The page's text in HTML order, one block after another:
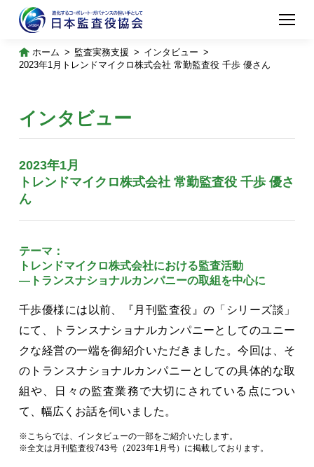
ホーム 監査実務支援
インタビュー
2023年1月 トレンドマイクロ株式会社 常勤監査役 千歩 優さん
インタビュー
2023年1月
トレンドマイクロ株式会社 常勤監査役 千歩 優さ
ん
テーマ：
トレンドマイクロ株式会社における監査活動
―トランスナショナルカンパニーの取組を中心に
千歩優様には以前、『月刊監査役』の「シリーズ談」
にて、トランスナショナルカンパニーとしてのユニー
クな経営の一端を御紹介いただきました。今回は、そ
のトランスナショナルカンパニーとしての具体的な取
組や、日々の監査業務で大切にされている点につい
て、幅広くお話を伺いました。
※こちらでは、インタビューの一部をご紹介いたします。
※全文は月刊監査役743号（2023年1月号）に掲載しております。